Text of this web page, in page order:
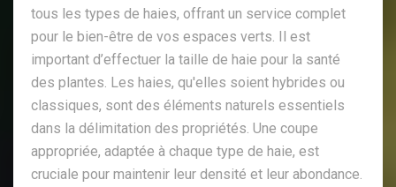
tous les types de haies, offrant un service complet
pour le bien-être de vos espaces verts. Il est
important d’effectuer la taille de haie pour la santé
des plantes. Les haies, qu'elles soient hybrides ou
classiques, sont des éléments naturels essentiels
dans la délimitation des propriétés. Une coupe
appropriée, adaptée à chaque type de haie, est
cruciale pour maintenir leur densité et leur abondance.